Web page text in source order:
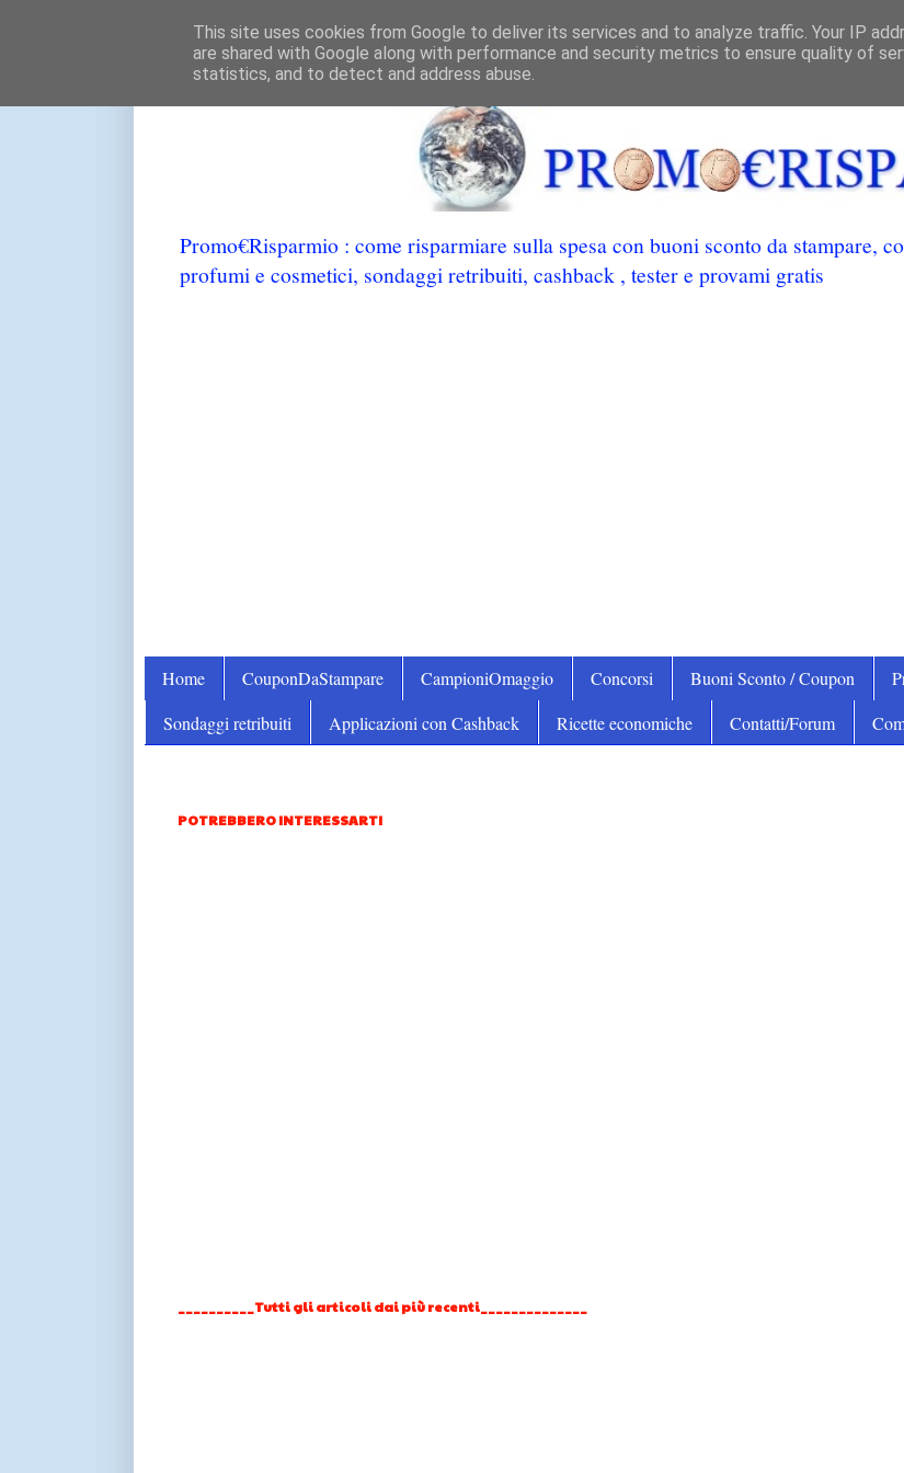
Promo€Risparmio : come risparmiare sulla spesa con buoni sconto da stampare,
profumi e cosmetici, sondaggi retribuiti, cashback , tester e provami gratis
Home CouponDaStampare CampioniOmaggio Concorsi Buoni Sconto / Coupon
Sondaggi retribuiti
Applicazioni con Cashback Ricette economiche Contatti/Forum
POTREBBERO INTERESSARTI
__________Tutti gli articoli dai più recenti______________
This site uses cookies from Google to deliver its services and to analyze traffic. Your IP
are shared with Google along with performance and security metrics to ensure quality of
statistics, and to detect and address abuse.